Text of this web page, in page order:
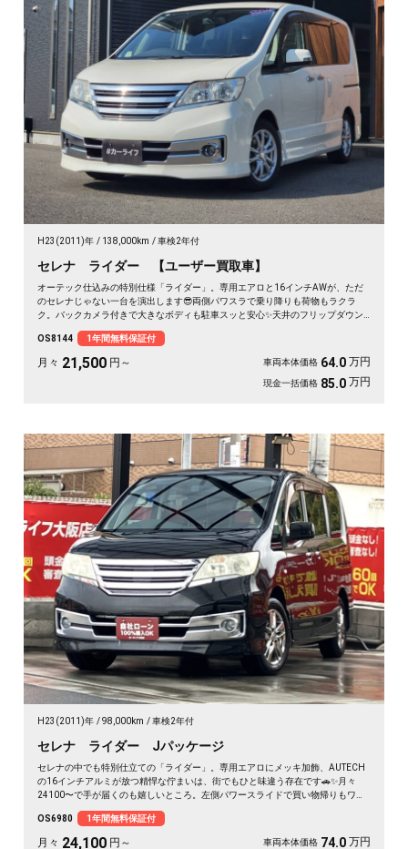
H23(2011)年 138,000km 車検2年付
セレナ ライダー 【ユーザー買取車】
オーテック仕込みの特別仕様「ライダー」。専用エアロと16インチAWが、ただ
のセレナじゃない一台を演出します😎両側パワスラで乗り降りも荷物もラクラ
ク。バックカメラ付きで大きなボディも駐車スッと安心✨天井のフリップダウン
一台で楽しさ倍増です🎵月々21500〜で手が届く特別グレード。走り出しが待ち
遠しくなる、《1年保証付》👑
OS8144 1年間無料保証付
月々 21,500 円～ 車両本体価格 64.0 万円
現金一括価格 85.0 万円
H23(2011)年 98,000km 車検2年付
セレナ ライダー Jパッケージ
セレナの中でも特別仕立ての「ライダー」。専用エアロにメッキ加飾、AUTECH
の16インチアルミが放つ精悍な佇まいは、街でもひと味違う存在です🚗✨月々
24100〜で手が届くのも嬉しいところ。左側パワースライドで買い物帰りもワン
とWエアコンで、仲間との遠出も夏場のドライブも快適そのもの💫クルコン装備
で長距離移動もぐっと楽に。週末の趣味も遠出も、これ一台で世界が広がります
OS6980 1年間無料保証付
月々 24,100 円～ 車両本体価格 74.0 万円